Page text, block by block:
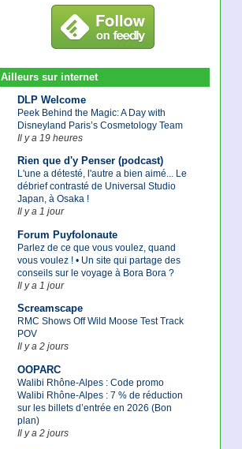
Ailleurs sur internet
DLP Welcome
Peek Behind the Magic: A Day with
Disneyland Paris’s Cosmetology Team
Il y a 19 heures
Rien que d'y Penser (podcast)
L'une a détesté, l'autre a bien aimé... Le
débrief contrasté de Universal Studio
Japan, à Osaka !
Il y a 1 jour
Forum Puyfolonaute
Parlez de ce que vous voulez, quand
vous voulez ! • Un site qui partage des
conseils sur le voyage à Bora Bora ?
Il y a 1 jour
Screamscape
RMC Shows Off Wild Moose Test Track
POV
Il y a 2 jours
OOPARC
Walibi Rhône-Alpes : Code promo
Walibi Rhône-Alpes : 7 % de réduction
sur les billets d’entrée en 2026 (Bon
plan)
Il y a 2 jours